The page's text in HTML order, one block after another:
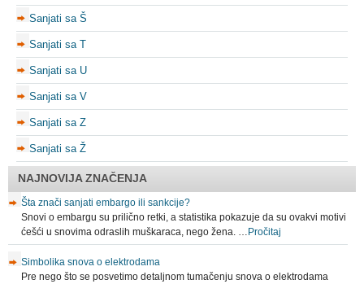
Sanjati sa Š
Sanjati sa T
Sanjati sa U
Sanjati sa V
Sanjati sa Z
Sanjati sa Ž
NAJNOVIJA ZNAČENJA
Šta znači sanjati embargo ili sankcije?
Snovi o embargu su prilično retki, a statistika pokazuje da su ovakvi motivi
ćešći u snovima odraslih muškaraca, nego žena. … Pročitaj
Simbolika snova o elektrodama
Pre nego što se posvetimo detaljnom tumačenju snova o elektrodama